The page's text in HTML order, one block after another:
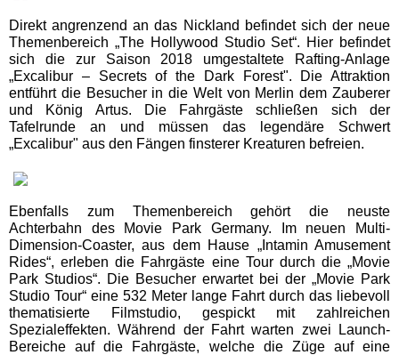
Wunderland Kalkar
Rheinland-Pfalz
Freizeitparks
Wild- & Freizeitpark Klotten
Schleswig-Holstein
Freizeitparks
HANSA-PARK
Direkt angrenzend an das Nickland befindet sich der neue
Themenbereich „The Hollywood Studio Set“. Hier befindet
sich die zur Saison 2018 umgestaltete Rafting-Anlage
„Excalibur – Secrets of the Dark Forest". Die Attraktion
entführt die Besucher in die Welt von Merlin dem Zauberer
und König Artus. Die Fahrgäste schließen sich der
Tafelrunde an und müssen das legendäre Schwert
„Excalibur" aus den Fängen finsterer Kreaturen befreien.
Ebenfalls zum Themenbereich gehört die neuste
Achterbahn des Movie Park Germany. Im neuen Multi-
Dimension-Coaster, aus dem Hause „Intamin Amusement
Rides“, erleben die Fahrgäste eine Tour durch die „Movie
Park Studios“. Die Besucher erwartet bei der „Movie Park
Studio Tour“ eine 532 Meter lange Fahrt durch das liebevoll
thematisierte Filmstudio, gespickt mit zahlreichen
Spezialeffekten. Während der Fahrt warten zwei Launch-
Bereiche auf die Fahrgäste, welche die Züge auf eine